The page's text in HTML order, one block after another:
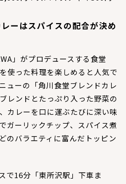
ーはスパイスの配合が決め
」がプロデュースする食堂
使った料理を楽しめると人気で
ューの「角川食堂ブレンドカレ
レンドとたっぷり入った野菜の
カレーを口に運ぶたびに深い味
ガーリックチップ、スパイス煮
のバラエティに富んだトッピン
で16分「東所沢駅」下車ま